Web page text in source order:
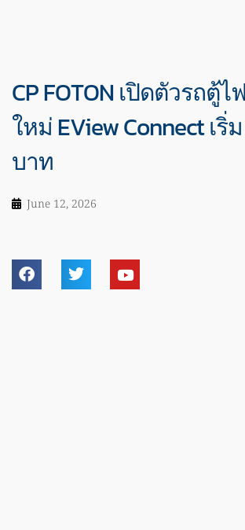
CP FOTON เปิดตัวรถตู้
ใหม่ EView Connect เริ่
บาท
June 12, 2026